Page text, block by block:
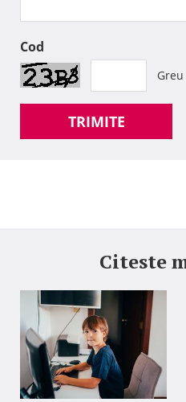
Cod
TRIMITE
Citeste